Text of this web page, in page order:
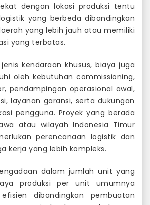
dengan lokasi produksi tentu
yang berbeda dibandingkan
yang lebih jauh atau memiliki
yang terbatas.
kendaraan khusus, biaya juga
oleh kebutuhan commissioning,
pendampingan operasional awal,
layanan garansi, serta dukungan
pengguna. Proyek yang berada
atau wilayah Indonesia Timur
perencanaan logistik dan
kerja yang lebih kompleks.
dalam jumlah unit yang
produksi per unit umumnya
dibandingkan pembuatan